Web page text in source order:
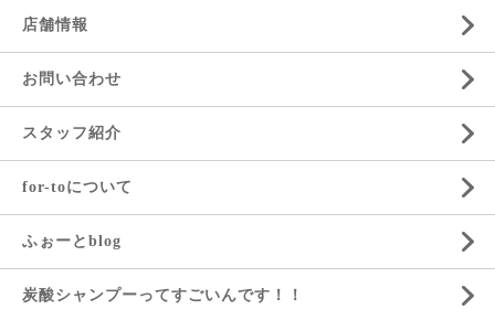
店舗情報
お問い合わせ
スタッフ紹介
for-toについて
ふぉーとblog
炭酸シャンプーってすごいんです！！